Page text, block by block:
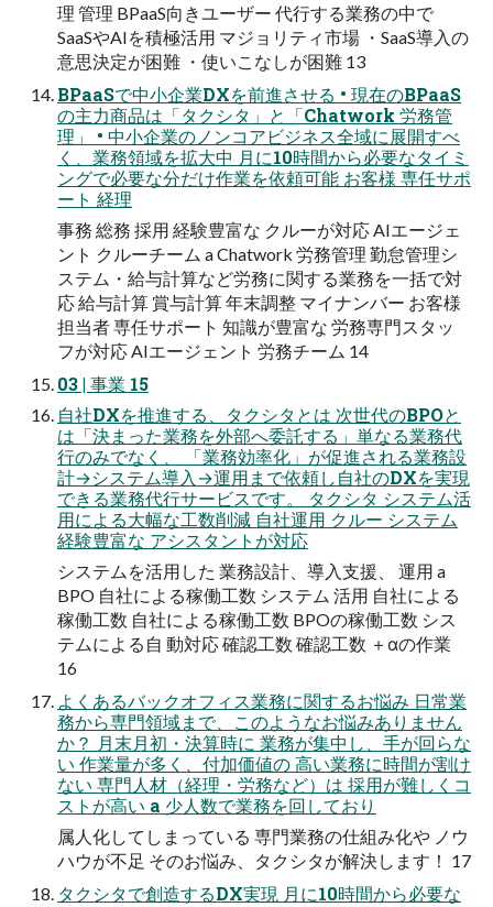
理 管理 BPaaS向きユーザー 代行する業務の中で
SaaSやAIを積極活用 マジョリティ市場 ・SaaS導入の
意思決定が困難 ・使いこなしが困難 13
BPaaSで中小企業DXを前進させる • 現在のBPaaS
の主力商品は「タクシタ」と「Chatwork 労務管
理」 • 中小企業のノンコアビジネス全域に展開すべ
く、業務領域を拡大中 月に10時間から必要なタイミ
ングで必要な分だけ作業を依頼可能 お客様 専任サポ
ート 経理
事務 総務 採用 経験豊富な クルーが対応 AIエージェ
ント クルーチーム a Chatwork 労務管理 勤怠管理シ
ステム・給与計算など労務に関する業務を一括で対
応 給与計算 賞与計算 年末調整 マイナンバー お客様
担当者 専任サポート 知識が豊富な 労務専門スタッ
フが対応 AIエージェント 労務チーム 14
03 | 事業 15
自社DXを推進する、タクシタとは 次世代のBPOと
は「決まった業務を外部へ委託する」単なる業務代
行のみでなく、 「業務効率化」が促進される業務設
計→システム導入→運用まで依頼し自社のDXを実現
できる業務代行サービスです。 タクシタ システム活
用による大幅な工数削減 自社運用 クルー システム
経験豊富な アシスタントが対応
システムを活用した 業務設計、導入支援、 運用 a
BPO 自社による稼働工数 システム 活用 自社による
稼働工数 自社による稼働工数 BPOの稼働工数 シス
テムによる自 動対応 確認工数 確認工数 ＋αの作業
16
よくあるバックオフィス業務に関するお悩み 日常業
務から専門領域まで、このようなお悩みありません
か？ 月末月初・決算時に 業務が集中し、手が回らな
い 作業量が多く、付加価値の 高い業務に時間が割け
ない 専門人材（経理・労務など）は 採用が難しくコ
ストが高い a 少人数で業務を回しており
属人化してしまっている 専門業務の仕組み化や ノウ
ハウが不足 そのお悩み、タクシタが解決します！ 17
タクシタで創造するDX実現 月に10時間から必要な